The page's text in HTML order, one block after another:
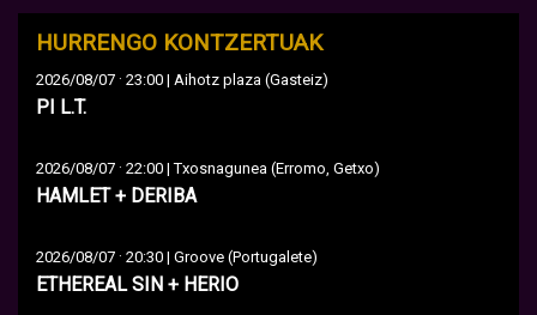
HURRENGO KONTZERTUAK
2026/08/07 · 23:00 | Aihotz plaza (Gasteiz)
PI L.T.
2026/08/07 · 22:00 | Txosnagunea (Erromo, Getxo)
HAMLET + DERIBA
2026/08/07 · 20:30 | Groove (Portugalete)
ETHEREAL SIN + HERIO